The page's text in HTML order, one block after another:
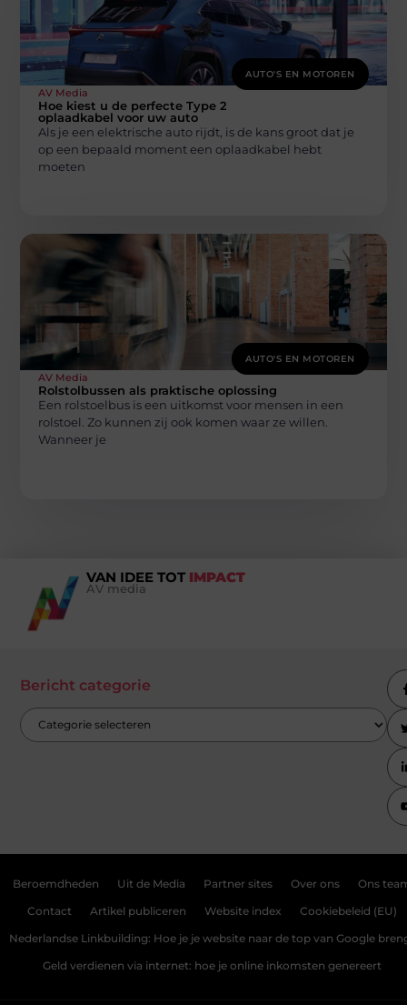
AUTO'S EN MOTOREN
AV Media
Hoe kiest u de perfecte Type 2
oplaadkabel voor uw auto
Als je een elektrische auto rijdt, is de kans groot dat je
op een bepaald moment een oplaadkabel hebt
moeten
AUTO'S EN MOTOREN
AV Media
Rolstolbussen als praktische oplossing
Een rolstoelbus is een uitkomst voor mensen in een
rolstoel. Zo kunnen zij ook komen waar ze willen.
Wanneer je
VAN IDEE TOT IMPACT
AV media
Bericht categorie
Beroemdheden Uit de Media Partner sites Over ons Ons
Contact Artikel publiceren Website index Cookiebeleid (EU)
Nederlandse Linkbuilding: Hoe je je website naar de top van Google
Geld verdienen via internet: hoe je online inkomsten genereert